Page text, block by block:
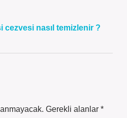
cezvesi nasıl temizlenir ?
Gerekli alanlar *